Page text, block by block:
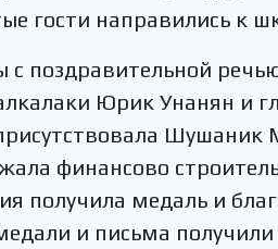
гости направились к
с поздравительной
Юрик Унанян и
Шушаник
финансово
получила медаль и
и письма